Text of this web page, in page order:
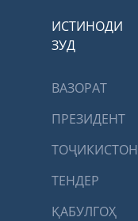
ИСТИНОДИ
ЗУД
ВАЗОРАТ
ПРЕЗИДЕНТ
ТОҶИКИСТОН
ТЕНДЕР
ҚАБУЛГОҲ